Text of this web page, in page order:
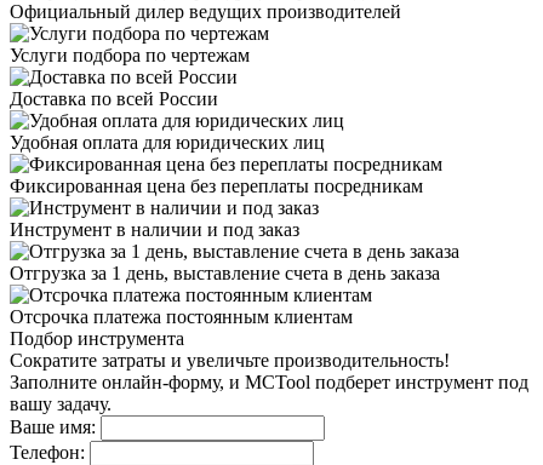
Официальный дилер ведущих производителей
Услуги подбора по чертежам
Доставка по всей России
Удобная оплата для юридических лиц
Фиксированная цена без переплаты посредникам
Инструмент в наличии и под заказ
Отгрузка за 1 день, выставление счета в день заказа
Отсрочка платежа постоянным клиентам
Подбор инструмента
Сократите затраты и увеличьте производительность!
Заполните онлайн-форму, и MCTool подберет инструмент под
вашу задачу.
Ваше имя:
Телефон: